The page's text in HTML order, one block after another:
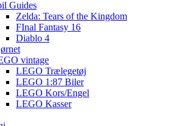
Guides
Zelda: Tears of the Kingdom
FInal Fantasy 16
Diablo 4
vintage
LEGO Trælegetøj
LEGO 1:87 Biler
LEGO Kors/Engel
LEGO Kasser